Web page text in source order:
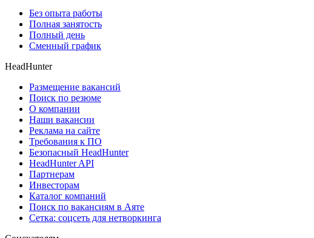
Без опыта работы
Полная занятость
Полный день
Сменный график
HeadHunter
Размещение вакансий
Поиск по резюме
О компании
Наши вакансии
Реклама на сайте
Требования к ПО
Безопасный HeadHunter
HeadHunter API
Партнерам
Инвесторам
Каталог компаний
Поиск по вакансиям в Аяте
Сетка: соцсеть для нетворкинга